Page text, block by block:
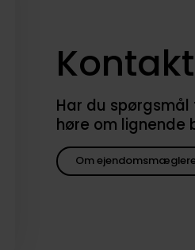
Har du
høre om lignende
Om